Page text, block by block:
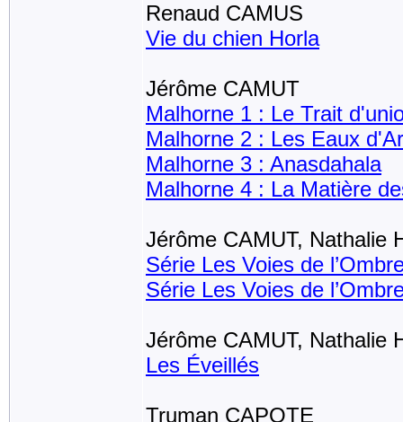
Renaud CAMUS
Vie du chien Horla
Jérôme CAMUT
Malhorne 1 : Le Trait
Malhorne 2 : Les Eaux
Malhorne 3 : Anasdahala
Malhorne 4 : La Matière
Jérôme CAMUT, Nathalie
Série Les Voies de
Série Les Voies de
Jérôme CAMUT, Nathalie
Les Éveillés
Truman CAPOTE